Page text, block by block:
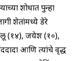
शोधात पुन्हा
शेतांमध्ये डेरे
(१४), जयेश (१०),
आणि त्यांचे वृद्ध